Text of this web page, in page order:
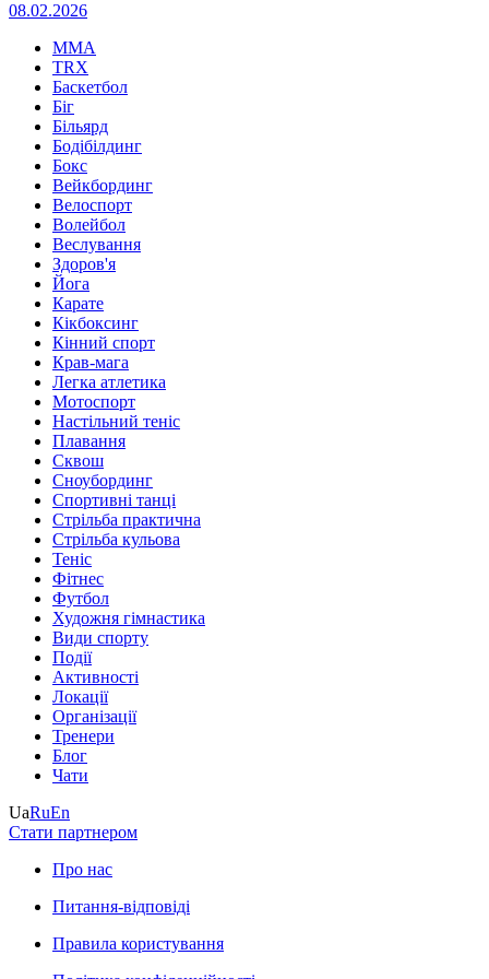
08.02.2026
MMA
TRX
Баскетбол
Біг
Більярд
Бодібілдинг
Бокс
Вейкбординг
Велоспорт
Волейбол
Веслування
Здоров'я
Йога
Карате
Кікбоксинг
Кінний спорт
Крав-мага
Легка атлетика
Мотоспорт
Настільний теніс
Плавання
Сквош
Сноубординг
Спортивні танці
Стрільба практична
Стрільба кульова
Теніс
Фітнес
Футбол
Художня гімнастика
Види спорту
Події
Активності
Локації
Організації
Тренери
Блог
Чати
UaRuEn
Стати партнером
Про нас
Питання-відповіді
Правила користування